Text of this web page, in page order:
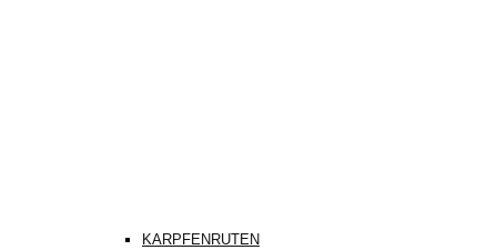
KARPFENRUTEN